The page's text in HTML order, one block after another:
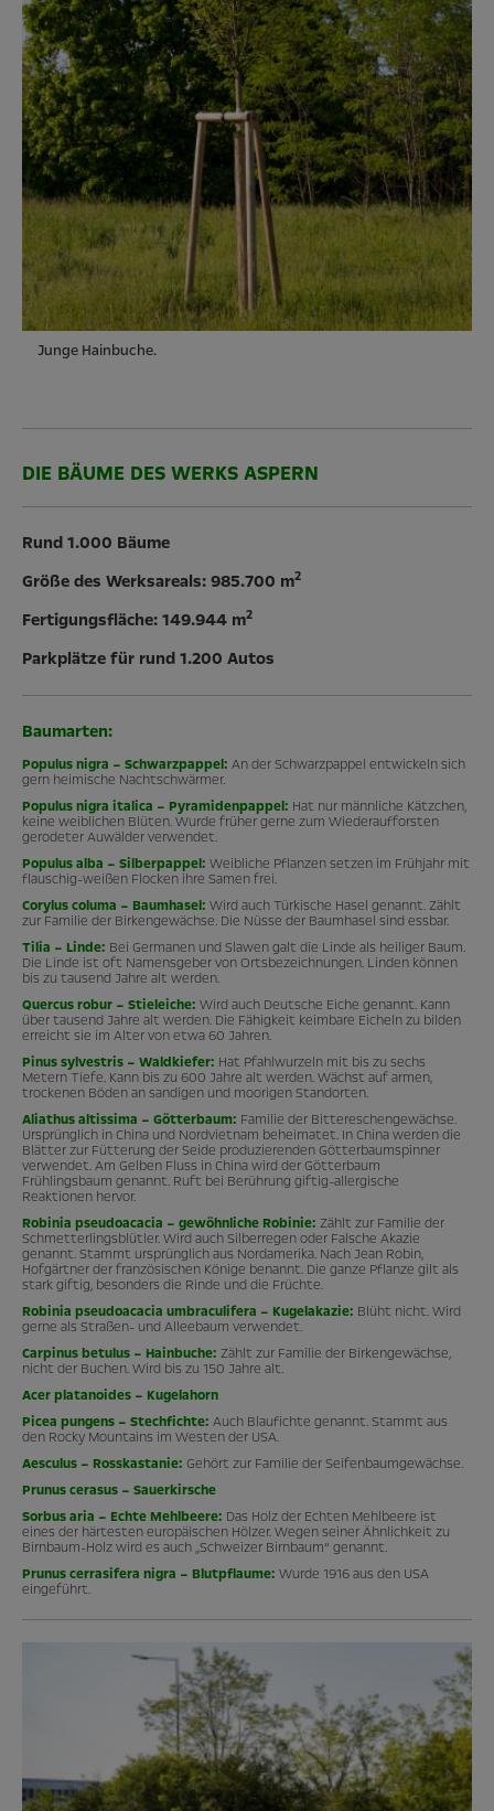
Junge Hainbuche.
DIE BÄUME DES WERKS ASPERN
Rund 1.000 Bäume
Größe des Werksareals: 985.700 m2
Fertigungsfläche: 149.944 m2
Parkplätze für rund 1.200 Autos
Baumarten:
Populus nigra – Schwarzpappel: An der Schwarzpappel entwickeln sich
gern heimische Nachtschwärmer.
Populus nigra italica – Pyramidenpappel: Hat nur männliche Kätzchen,
keine weiblichen Blüten. Wurde früher gerne zum Wiederaufforsten
gerodeter Auwälder verwendet.
Populus alba – Silberpappel: Weibliche Pflanzen setzen im Frühjahr mit
flauschig-weißen Flocken ihre Samen frei.
Corylus columa – Baumhasel: Wird auch Türkische Hasel genannt. Zählt
zur Familie der Birkengewächse. Die Nüsse der Baumhasel sind essbar.
Tilia – Linde: Bei Germanen und Slawen galt die Linde als heiliger Baum.
Die Linde ist oft Namensgeber von Ortsbezeichnungen. Linden können
bis zu tausend Jahre alt werden.
Quercus robur – Stieleiche: Wird auch Deutsche Eiche genannt. Kann
über tausend Jahre alt werden. Die Fähigkeit keimbare Eicheln zu bilden
erreicht sie im Alter von etwa 60 Jahren.
Pinus sylvestris – Waldkiefer: Hat Pfahlwurzeln mit bis zu sechs
Metern Tiefe. Kann bis zu 600 Jahre alt werden. Wächst auf armen,
trockenen Böden an sandigen und moorigen Standorten.
Aliathus altissima – Götterbaum: Familie der Bittereschengewächse.
Ursprünglich in China und Nordvietnam beheimatet. In China werden die
Blätter zur Fütterung der Seide produzierenden Götterbaumspinner
verwendet. Am Gelben Fluss in China wird der Götterbaum
Frühlingsbaum genannt. Ruft bei Berührung giftig-allergische
Reaktionen hervor.
Robinia pseudoacacia – gewöhnliche Robinie: Zählt zur Familie der
Schmetterlingsblütler. Wird auch Silberregen oder Falsche Akazie
genannt. Stammt ursprünglich aus Nordamerika. Nach Jean Robin,
Hofgärtner der französischen Könige benannt. Die ganze Pflanze gilt als
stark giftig, besonders die Rinde und die Früchte.
Robinia pseudoacacia umbraculifera – Kugelakazie: Blüht nicht. Wird
gerne als Straßen- und Alleebaum verwendet.
Carpinus betulus – Hainbuche: Zählt zur Familie der Birkengewächse,
nicht der Buchen. Wird bis zu 150 Jahre alt.
Acer platanoides – Kugelahorn
Picea pungens – Stechfichte: Auch Blaufichte genannt. Stammt aus
den Rocky Mountains im Westen der USA.
Aesculus – Rosskastanie: Gehört zur Familie der Seifenbaumgewächse.
Prunus cerasus – Sauerkirsche
Sorbus aria – Echte Mehlbeere: Das Holz der Echten Mehlbeere ist
eines der härtesten europäischen Hölzer. Wegen seiner Ähnlichkeit zu
Birnbaum-Holz wird es auch „Schweizer Birnbaum“ genannt.
Prunus cerrasifera nigra – Blutpflaume: Wurde 1916 aus den USA
eingeführt.